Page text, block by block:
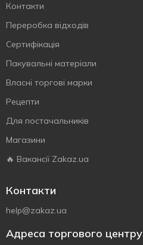
Контакти
Переробка відходів
Сертифiкацiя
Пакувальні матеріали
Власнi торговi марки
Рецепти
Для постачальників
Магазини
🔥 Вакансії Zakaz.ua
Контакти
help@zakaz.ua
Адреса торгового центру